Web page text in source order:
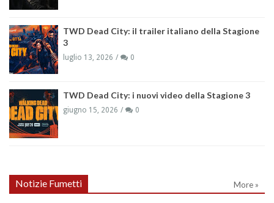
TWD Dead City: il trailer italiano della Stagione
3
luglio 13, 2026 0
TWD Dead City: i nuovi video della Stagione 3
giugno 15, 2026 0
Notizie Fumetti More »